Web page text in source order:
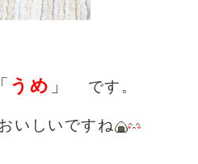
うめ 」 です。
いしいですね